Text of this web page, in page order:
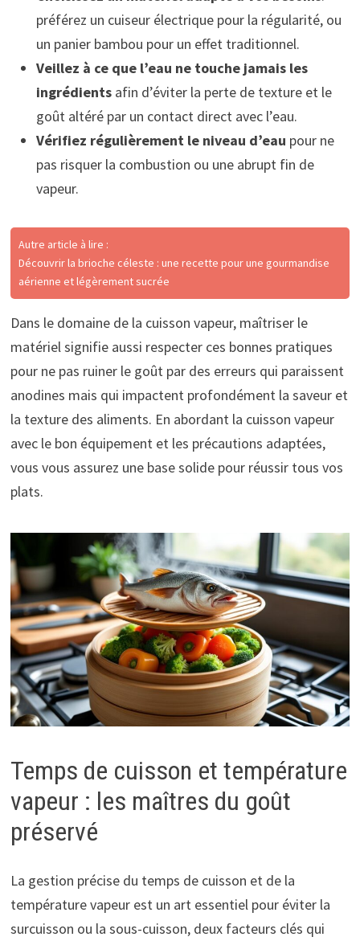
préférez un cuiseur électrique pour la régularité, ou
un panier bambou pour un effet traditionnel.
Veillez à ce que l’eau ne touche jamais les
ingrédientsafin d’éviter la perte de texture et le
goût altéré par un contact direct avec l’eau.
Vérifiez régulièrement le niveau d’eau pour ne
pas risquer la combustion ou une abrupt fin de
vapeur.
Autre article à lire :
Découvrir la brioche céleste : une recette pour une gourmandise
aérienne et légèrement sucrée
Dans le domaine de la cuisson vapeur, maîtriser le
matériel signifie aussi respecter ces bonnes pratiques
pour ne pas ruiner le goût par des erreurs qui paraissent
anodines mais qui impactent profondément la saveur et
la texture des aliments. En abordant la cuisson vapeur
avec le bon équipement et les précautions adaptées,
vous vous assurez une base solide pour réussir tous vos
plats.
Temps de cuisson et température
vapeur : les maîtres du goût
préservé
La gestion précise du temps de cuisson et de la
température vapeur est un art essentiel pour éviter la
surcuisson ou la sous-cuisson, deux facteurs clés qui